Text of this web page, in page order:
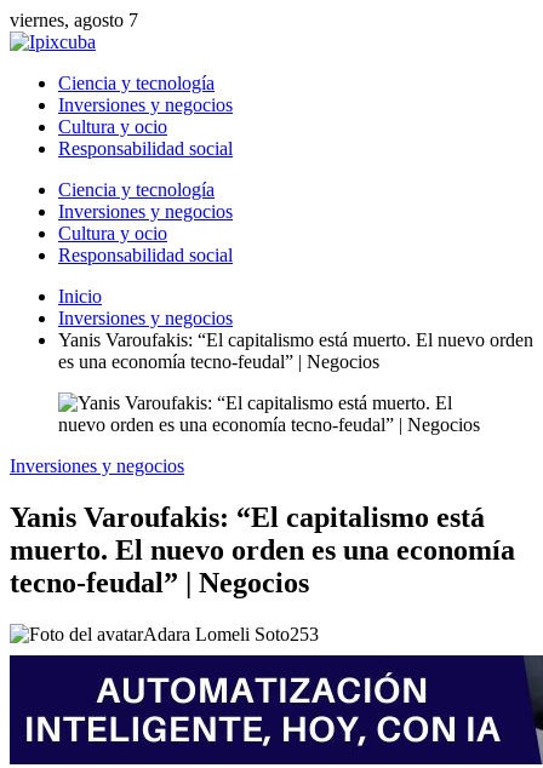
viernes, agosto 7
Ciencia y tecnología
Inversiones y negocios
Cultura y ocio
Responsabilidad social
Ciencia y tecnología
Inversiones y negocios
Cultura y ocio
Responsabilidad social
Inicio
Inversiones y negocios
Yanis Varoufakis: “El capitalismo está muerto. El nuevo orden
es una economía tecno-feudal” | Negocios
Inversiones y negocios
Yanis Varoufakis: “El capitalismo está
muerto. El nuevo orden es una economía
tecno-feudal” | Negocios
Adara Lomeli Soto253